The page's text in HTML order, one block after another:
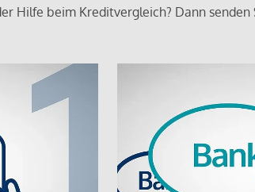
Hilfe beim Kreditvergleich? Dann senden